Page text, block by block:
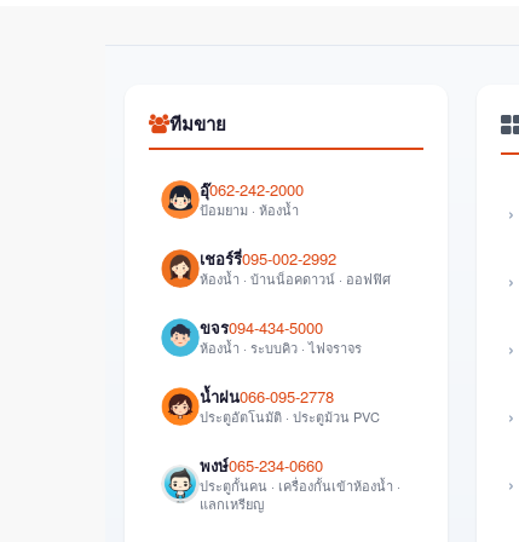
ทีมขาย
อุ๊062-242-2000
ป้อมยาม · ห้องน้ำ
เชอร์รี่095-002-2992
ห้องน้ำ · บ้านน็อคดาวน์ · ออฟฟิศ
ขจร094-434-5000
ห้องน้ำ · ระบบคิว · ไฟจราจร
น้ำฝน066-095-2778
ประตูอัตโนมัติ · ประตูม้วน PVC
พงษ์065-234-0660
ประตูกั้นคน · เครื่องกั้นเข้าห้องน้ำ ·
แลกเหรียญ